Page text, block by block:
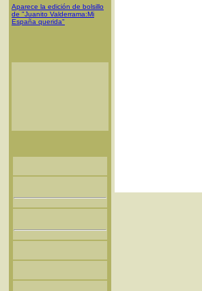
Aparece la edición de bolsillo
de "Juanito Valderrama:Mi
España querida"